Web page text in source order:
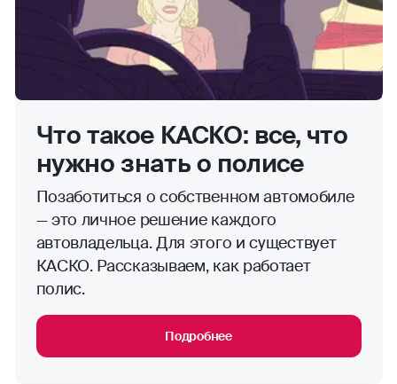
Что такое КАСКО: все, что
нужно знать о полисе
Позаботиться о собственном автомобиле
— это личное решение каждого
автовладельца. Для этого и существует
КАСКО. Рассказываем, как работает
полис.
Подробнее